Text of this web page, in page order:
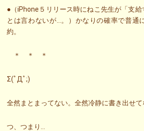
●（iPhone５リリース時にねこ先生が「支給
とは言わないが…。）かなりの確率で普通
約。
＊ ＊ ＊
Σ(ﾟДﾟ;)
全然まとまってない。全然冷静に書き出せて
つ、つまり…